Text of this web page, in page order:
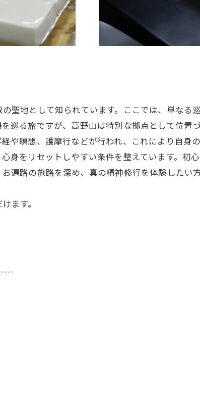
聖地として知られています。ここでは、単なる
巡る旅ですが、高野山は特別な拠点として位置
や瞑想、護摩行などが行われ、これにより自身
身をリセットしやすい条件を整えています。初
遍路の旅路を深め、真の精神修行を体験したい
ます。